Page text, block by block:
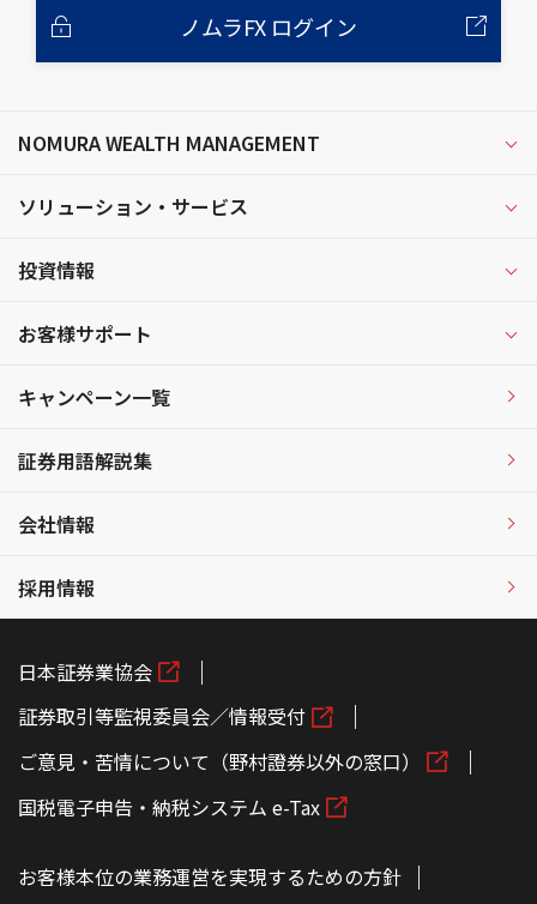
ノムラFX ログイン
NOMURA WEALTH MANAGEMENT
ソリューション・サービス
投資情報
お客様サポート
キャンペーン一覧
証券用語解説集
会社情報
採用情報
日本証券業協会
証券取引等監視委員会／情報受付
ご意見・苦情について（野村證券以外の窓口）
国税電子申告・納税システム e-Tax
お客様本位の業務運営を実現するための方針